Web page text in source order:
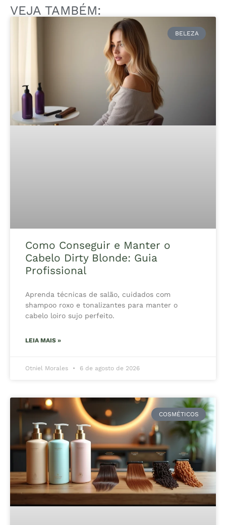
VEJA TAMBÉM:
BELEZA
Como Conseguir e Manter o
Cabelo Dirty Blonde: Guia
Profissional
Aprenda técnicas de salão, cuidados com
shampoo roxo e tonalizantes para manter o
cabelo loiro sujo perfeito.
LEIA MAIS »
Otniel Morales 6 de agosto de 2026
COSMÉTICOS